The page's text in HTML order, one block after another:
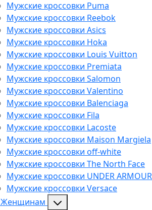
Мужские кроссовки Puma
Мужские кроссовки Reebok
Мужские кроссовки Asics
Мужские кроссовки Hoka
Мужские кроссовки Louis Vuitton
Мужские кроссовки Premiata
Мужские кроссовки Salomon
Мужские кроссовки Valentino
Мужские кроссовки Balenciaga
Мужские кроссовки Fila
Мужские кроссовки Lacoste
Мужские кроссовки Maison Margiela
Мужские кроссовки off-white
Мужские кроссовки The North Face
Мужские кроссовки UNDER ARMOUR
Мужские кроссовки Versace
Женщинам